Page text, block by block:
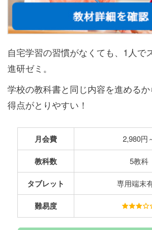
自宅学習の習慣がなくても、1人で
進研ゼミ。
学校の教科書と同じ内容を進める
得点がとりやすい！
月会費 2,980円
教科数 5教科
タブレット 専用端末
難易度